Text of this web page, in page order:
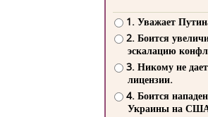
1. Уважает
2. Боится
эскалацию
3. Никому не
лицензии.
4. Боится
Украины на